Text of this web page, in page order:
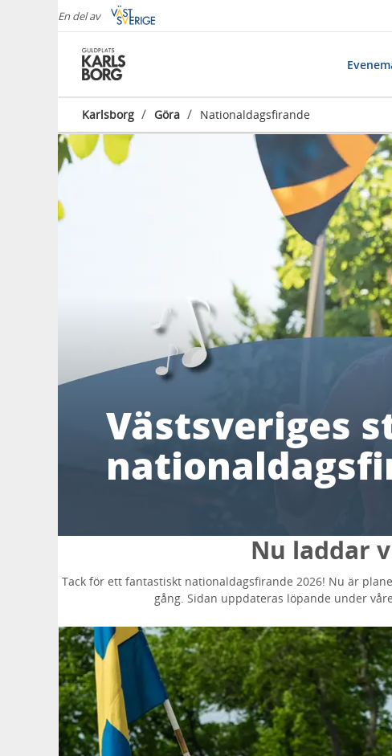
En del av
Karlsborg / Göra / Nationaldagsfirande
Västsveriges
Nu laddar
Tack för ett fantastiskt nationaldagsfirande 2026! Nu är
gång. Sidan uppdateras löpande under